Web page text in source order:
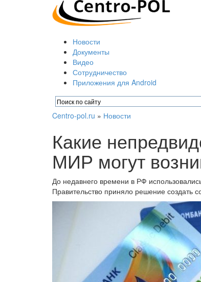
Новости
Документы
Видео
Сотрудничество
Приложения для Android
Centro-pol.ru » Новости
Какие
МИР могут
До недавнего времени в РФ
Правительство приняло решение